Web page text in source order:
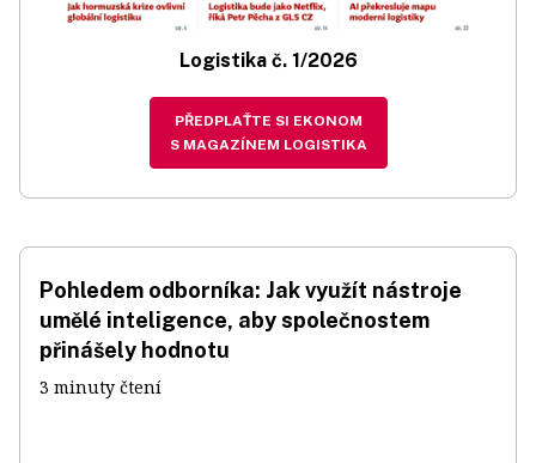
Logistika č. 1/2026
PŘEDPLAŤTE SI EKONOM
S MAGAZÍNEM LOGISTIKA
Pohledem odborníka: Jak využít nástroje
umělé inteligence, aby společnostem
přinášely hodnotu
3 minuty čtení